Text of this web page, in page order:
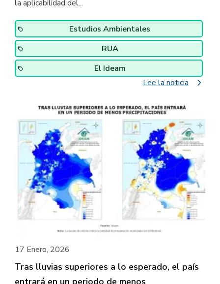
la aplicabilidad del...
Estudios Ambientales
RUA
El Ideam
Lee la noticia
navigate_next
17 Enero, 2026
Tras lluvias superiores a lo esperado, el país
entrará en un periodo de menos